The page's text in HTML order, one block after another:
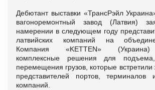
Дебютант выставки «ТрансРэйл
вагоноремонтный завод (Латвия)
намерении в следующем году
латвийских компаний на
Компания «KETTEN» (Украина)
комплексные решения для
перемещения грузов, которые встретили
представителей портов, терминалов
компаний.